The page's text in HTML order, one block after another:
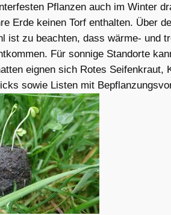
Pflanzen auch im Winter
Erde keinen Torf enthalten. Über
ist zu beachten, dass wärme- und
Für sonnige Standorte
eignen sich Rotes Seifenkraut,
sowie Listen mit